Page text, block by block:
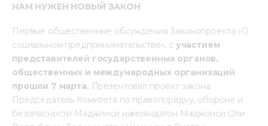
НАМ НУЖЕН НОВЫЙ ЗАКОН
Первые общественные обсуждения Законопроекта «О
социальном предпринимательстве», с участием
представителей государственных органов,
общественных и международных организаций
прошли 7 марта. Презентовал проект закона
Председатель Комитета по правопорядку, обороне и
безопасности Маджлиси намояндагон Маджлиси Оли